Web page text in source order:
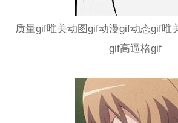
质量gif唯美动图gif动漫gif动态gif唯
gif高逼格gif